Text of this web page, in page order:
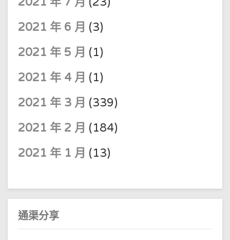
2021 年 6 月 (3)
2021 年 5 月 (1)
2021 年 4 月 (1)
2021 年 3 月 (339)
2021 年 2 月 (184)
2021 年 1 月 (13)
通渠分享